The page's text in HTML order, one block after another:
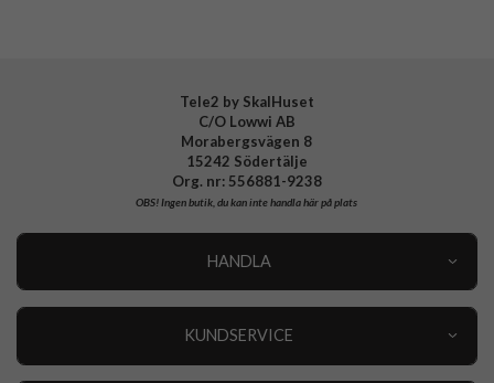
Tele2 by SkalHuset
C/O Lowwi AB
Morabergsvägen 8
15242 Södertälje
Org. nr: 556881-9238
OBS!Ingen butik, du kan inte handla här på plats
HANDLA
KUNDSERVICE